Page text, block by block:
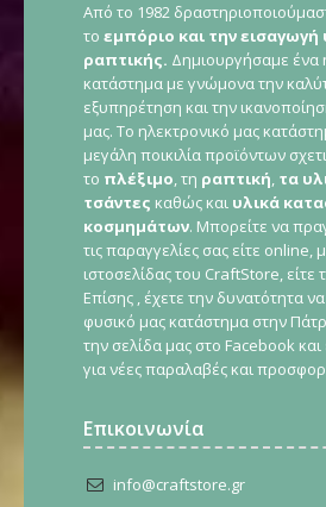
Από το 1982
το εμπόριο και την εισαγωγή
ραπτικής. Δημιουργήσαμε ένα
κατάστημα με γνώμονα την
εξυπηρέτηση και την
μας. Το ηλεκτρονικό μας
μεγάλη ποικιλία προϊόντων
το πλέξιμο, τη ραπτική, τα
τσάντες καθώς και υλικά
κοσμημάτων. Μπορείτε να
τις παραγγελίες σας είτε
ιστοσελίδας του CraftStore, είτε
Επίσης , έχετε την δυνατότητα
φυσικό μας κατάστημα στην
την σελίδα μας στο Facebook
για νέες παραλαβές και
Επικοινωνία
info@craftstore.gr